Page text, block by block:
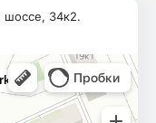
шоссе, 34к2.